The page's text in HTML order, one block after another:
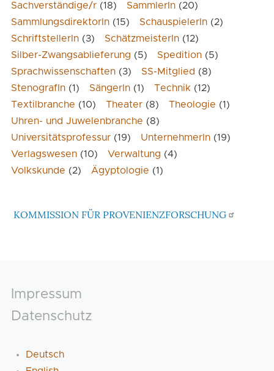
Sachverständige/r (18) SammlerIn (20)
SammlungsdirektorIn (15) SchauspielerIn (2)
SchriftstellerIn (3) SchätzmeisterIn (12)
Silber-Zwangsablieferung (5) Spedition (5)
Sprachwissenschaften (3) SS-Mitglied (8)
StenografIn (1) SängerIn (1) Technik (12)
Textilbranche (10) Theater (8) Theologie (1)
Uhren- und Juwelenbranche (8)
Universitätsprofessur (19) UnternehmerIn (19)
Verlagswesen (10) Verwaltung (4)
Volkskunde (2) Ägyptologie (1)
KOMMISSION FÜR PROVENIENZFORSCHUNG
Footer
Impressum
Datenschutz
Deutsch